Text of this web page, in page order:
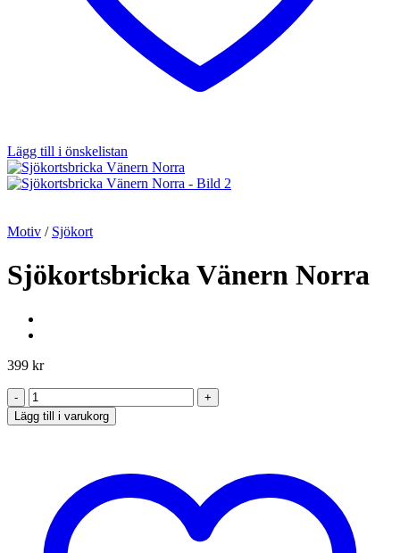
Lägg till i önskelistan
Motiv / Sjökort
Sjökortsbricka Vänern Norra
399 kr
Sjökortsbricka
Vänern
Norra
Lägg till i varukorg